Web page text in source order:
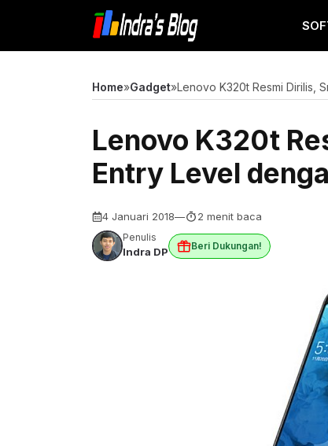
isi
Home»Gadget»Lenovo K320t Resmi Dirilis,
Lenovo K320t
Entry Level
4 Januari 2018— 2 menit baca
Penulis
Indra DP Beri Dukungan!